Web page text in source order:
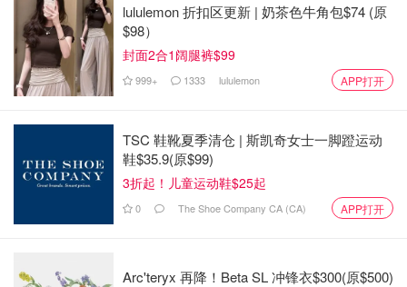
lululemon 折扣区更新 | 奶茶色牛角包$74 (原
$98）
封面2合1阔腿裤$99
999+ 1333 lululemon APP打开
TSC 鞋靴夏季清仓 | 斯凯奇女士一脚蹬运动
鞋$35.9(原$99)
3折起！儿童运动鞋$25起
0 The Shoe Company CA (CA) APP打开
Arc'teryx 再降！Beta SL 冲锋衣$300(原$500)